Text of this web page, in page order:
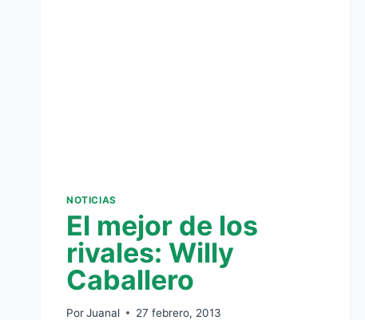
NOTICIAS
El mejor de los
rivales: Willy
Caballero
PorJuanal 27 febrero, 2013